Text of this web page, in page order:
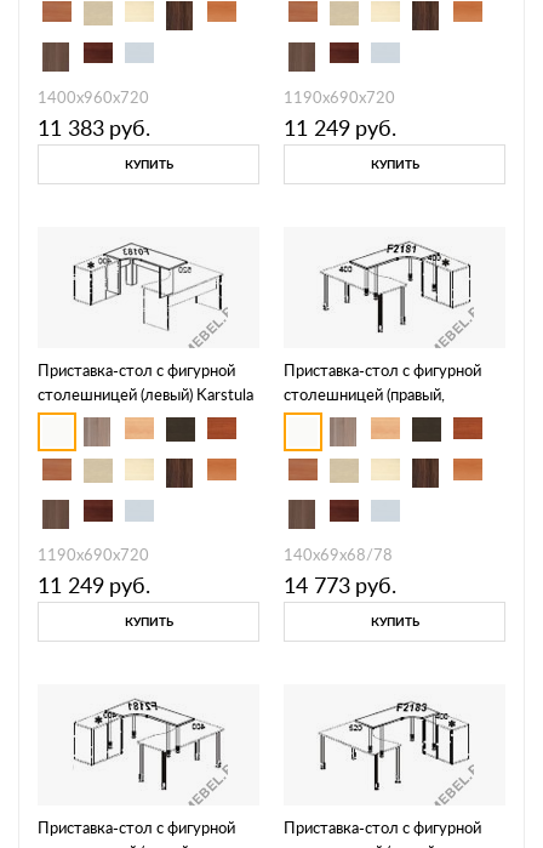
1400х960х720
11 383 руб.
КУПИТЬ
1190х690х720
11 249 руб.
КУПИТЬ
Приставка-стол с фигурной
столешницей (левый) Karstula
F0184
1190х690х720
11 249 руб.
КУПИТЬ
Приставка-стол с фигурной
столешницей (правый,
телескопические опоры)
Periscope F2181
140х69х68/78
14 773 руб.
КУПИТЬ
Приставка-стол с фигурной
Приставка-стол с фигурной